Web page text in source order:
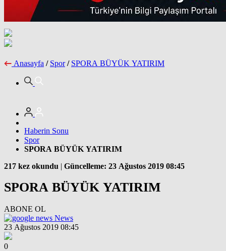
Anasayfa / Spor / SPORA BÜYÜK YATIRIM
Haberin Sonu
Spor
SPORA BÜYÜK YATIRIM
217 kez okundu | Güncelleme: 23 Ağustos 2019 08:45
SPORA BÜYÜK YATIRIM
ABONE OL
News
23 Ağustos 2019 08:45
0